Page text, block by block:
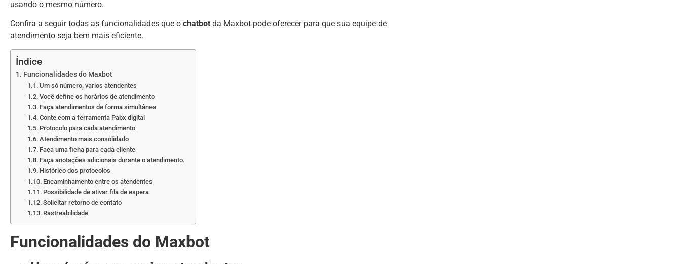
usando o mesmo número.
Confira a seguir todas as funcionalidades que o chatbot da Maxbot pode oferecer para que sua equipe de
atendimento seja bem mais eficiente.
Índice
Funcionalidades do Maxbot
Um só número, varios atendentes
Você define os horários de atendimento
Faça atendimentos de forma simultânea
Conte com a ferramenta Pabx digital
Protocolo para cada atendimento
Atendimento mais consolidado
Faça uma ficha para cada cliente
Faça anotações adicionais durante o atendimento.
Histórico dos protocolos
Encaminhamento entre os atendentes
Possibilidade de ativar fila de espera
Solicitar retorno de contato
Rastreabilidade
Funcionalidades do Maxbot